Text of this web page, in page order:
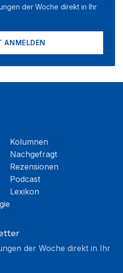
der Woche direkt in Ihr
ANMELDEN
Kolumnen
Nachgefragt
Rezensionen
Podcast
Lexikon
der Woche direkt in Ihr